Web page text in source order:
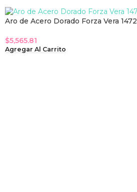
Aro de Acero Dorado Forza Vera 1472
$5,565.81
Agregar Al Carrito